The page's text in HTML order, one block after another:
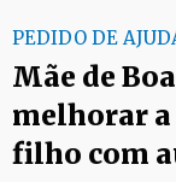
PEDIDO DE
Mãe de
melhorar a
filho com